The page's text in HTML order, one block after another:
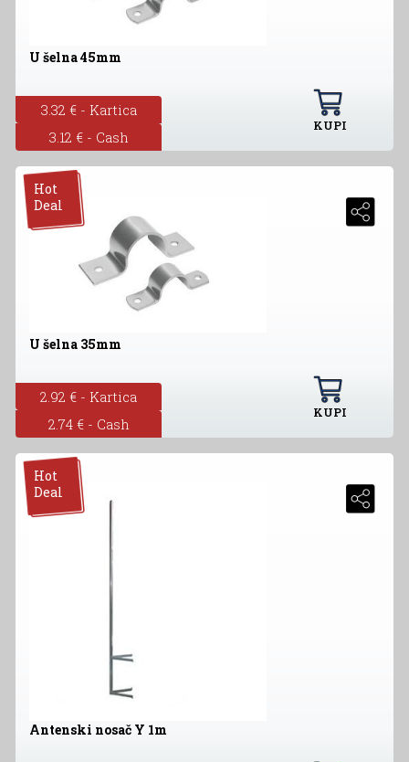
U šelna 45mm
3.32 € - Kartica
3.12 € - Cash
KUPI
Hot
Deal
U šelna 35mm
2.92 € - Kartica
2.74 € - Cash
KUPI
Hot
Deal
Antenski nosač Y 1m